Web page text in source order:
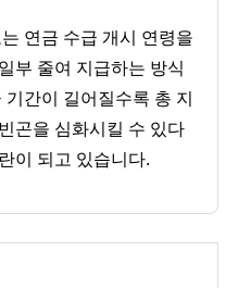
연금 수급 개시 연령을
부 줄여 지급하는 방식
간이 길어질수록 총 지
곤을 심화시킬 수 있다
이 되고 있습니다.